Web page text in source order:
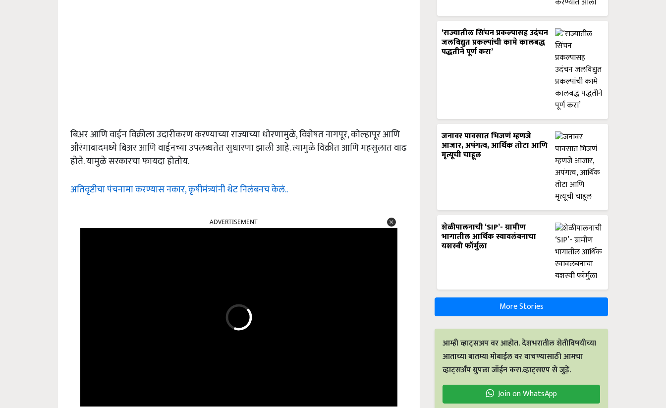
बिअर आणि वाईन विक्रीला उदारीकरण करण्याच्या राज्याच्या धोरणामुळे, विशेषत नागपूर, कोल्हापूर आणि
औरंगाबादमध्ये बिअर आणि वाईनच्या उपलब्धतेत सुधारणा झाली आहे. त्यामुळे विक्रीत आणि महसुलात वाढ
होते. यामुळे सरकारचा फायदा होतोय.
अतिवृष्टीचा पंचनामा करण्यास नकार, कृषीमंत्र्यांनी थेट निलंबनच केलं..
‘राज्यातील सिंचन प्रकल्पासह उदंचन
जलविद्युत प्रकल्पांची कामे कालबद्ध
पद्धतीने पूर्ण करा’
जनावर पावसात भिजणं म्हणजे
आजार, अपंगत्व, आर्थिक तोटा आणि
मृत्यूची चाहूल
शेळीपालनाची ‘SIP’- ग्रामीण
भागातील आर्थिक स्वावलंबनाचा
यशस्वी फॉर्मुला
More Stories
आम्ही व्हाट्सअप वर आहोत. देशभरातील शेतीविषयीच्या
आताच्या बातम्या मोबाईल वर वाचण्यासाठी आमचा
व्हाट्सअँप ग्रुपला जॉईन करा.व्हाट्सएप से जुड़ें.
Join on WhatsApp